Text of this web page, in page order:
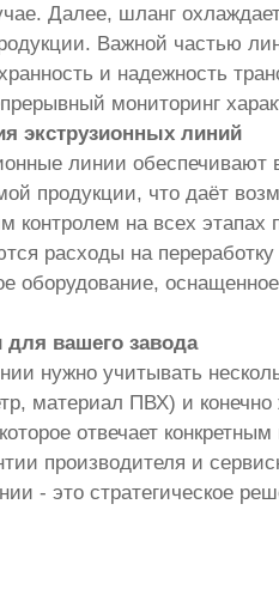
Далее, шланг
Важной частью
и надежность
мониторинг
экструзионных линий
линии
продукции, что даёт
контролем на всех
расходы на
оборудование,
вашего завода
нужно учитывать
материал ПВХ) и
отвечает
производителя и
- это стратегическое